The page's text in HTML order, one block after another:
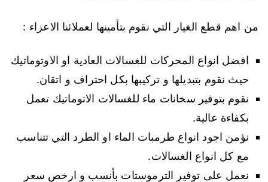
من اهم قطع الغيار التي نقوم بتأمينها لعملائنا الاعزاء :
افضل انواع المحركات للغسالات العادية او الاوتوماتيك
حيث نقوم بتبديلها و تركيبها بكل احتراف و اتقان.
نقوم بتوفير سخانات ماء للغسالات الاتوماتيك تعمل
بكفاءة عالية.
نؤمن اجود انواع طرمبات الماء او الطرد التي تتناسب
مع كل انواع الغسالات.
نعمل على توفير الترموستات بأنسب و ارخص سعر